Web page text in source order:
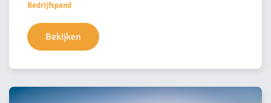
Bedrijfspand
Bekijken